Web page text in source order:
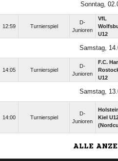
Sonntag,
12:59 Turnierspiel
D-
Junioren
VfL
U12
Samstag,
14:05 Turnierspiel
D-
Junioren
F.C.
U12
Samstag,
14:00 Turnierspiel
D-
Junioren
Kiel
ALLE